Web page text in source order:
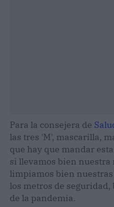
Para la consejera de
las tres 'M', mascarilla,
que hay que mandar
si llevamos bien nuestra
limpiamos bien
los metros de
de la pandemia.